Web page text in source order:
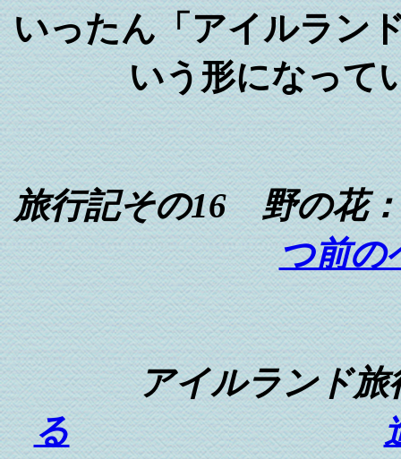
いったん「アイルラン
いう形になって
旅行記その16 野の
つ前の
アイルラン
る